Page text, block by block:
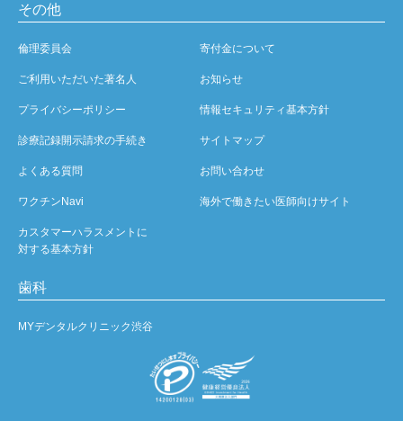
その他
倫理委員会 寄付金について
ご利用いただいた著名人 お知らせ
プライバシーポリシー 情報セキュリティ基本方針
診療記録開示請求の手続き サイトマップ
よくある質問 お問い合わせ
ワクチンNavi 海外で働きたい医師向けサイト
カスタマーハラスメントに
対する基本方針
歯科
MYデンタルクリニック渋谷